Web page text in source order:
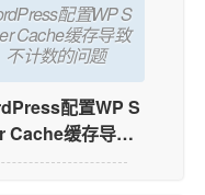
配置WP S
Cache缓存导致
不计数的问题
配置WP S
Cache缓存导致
数的问题